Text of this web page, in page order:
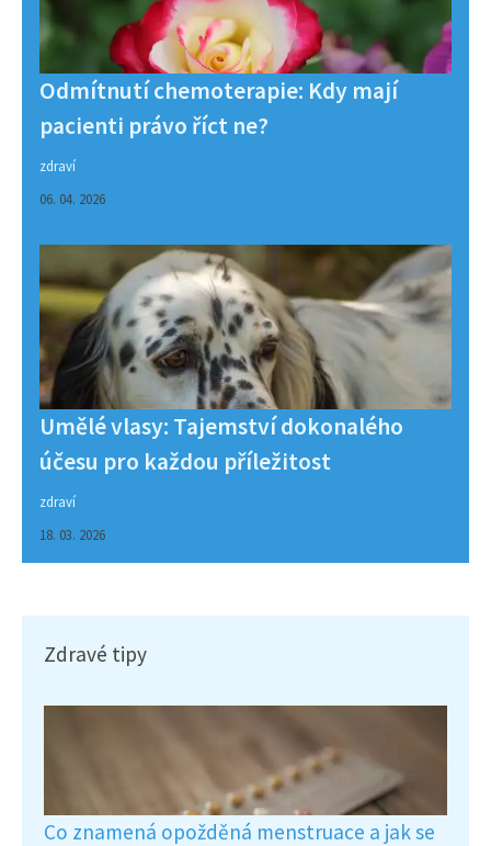
Odmítnutí chemoterapie: Kdy mají
pacienti právo říct ne?
zdraví
06. 04. 2026
Umělé vlasy: Tajemství dokonalého
účesu pro každou příležitost
zdraví
18. 03. 2026
Zdravé tipy
Co znamená opožděná menstruace a jak se